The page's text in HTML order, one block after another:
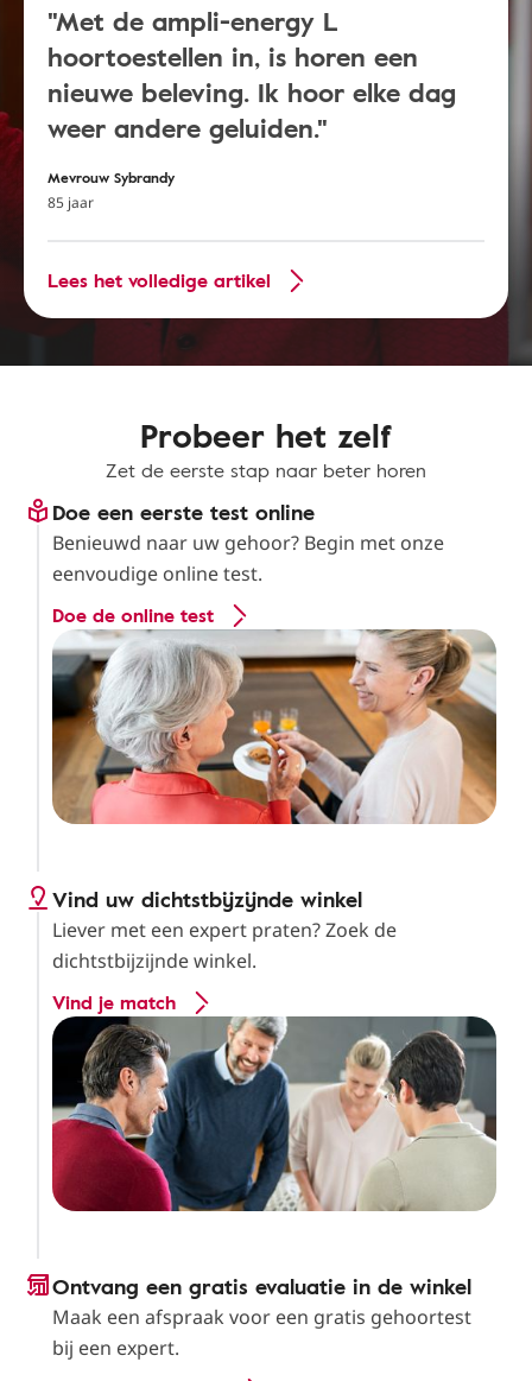
"Met de ampli-energy L
hoortoestellen in, is horen een
nieuwe beleving. Ik hoor elke dag
weer andere geluiden."
Mevrouw Sybrandy
85 jaar
Lees het volledige artikel
Probeer het zelf
Zet de eerste stap naar beter horen
Doe een eerste test online
Benieuwd naar uw gehoor? Begin met onze
eenvoudige online test.
Doe de online test
Vind uw dichtstbijzijnde winkel
Liever met een expert praten? Zoek de
dichtstbijzijnde winkel.
Vind je match
Ontvang een gratis evaluatie in de winkel
Maak een afspraak voor een gratis gehoortest
bij een expert.